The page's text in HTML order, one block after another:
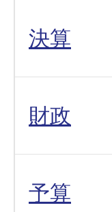
決算
財政
予算